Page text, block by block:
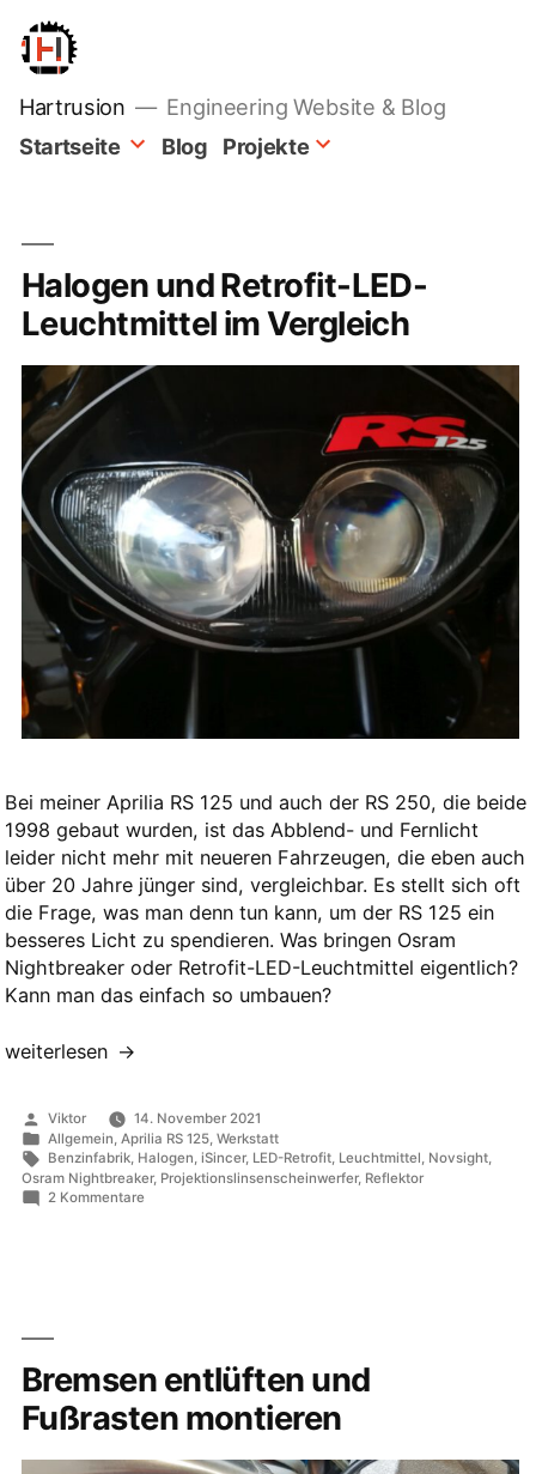
Inhalt
springen
Hartrusion
Engineering Website & Blog
Startseite
Blog Projekte
Halogen und Retrofit-LED-
Leuchtmittel im Vergleich
Bei meiner Aprilia RS 125 und auch der RS 250, die beide
1998 gebaut wurden, ist das Abblend- und Fernlicht
leider nicht mehr mit neueren Fahrzeugen, die eben auch
über 20 Jahre jünger sind, vergleichbar. Es stellt sich oft
die Frage, was man denn tun kann, um der RS 125 ein
besseres Licht zu spendieren. Was bringen Osram
Nightbreaker oder Retrofit-LED-Leuchtmittel eigentlich?
Kann man das einfach so umbauen?
„Halogen
LED-
Leuchtmittel
im
weiterlesen
Veröffentlicht
von
Viktor
14. November 2021
Veröffentlicht
in
Allgemein Aprilia RS 125, Werkstatt
Schlagwörter:
Benzinfabrik, Halogen, iSincer, LED-Retrofit, Leuchtmittel, Novsight,
Osram Nightbreaker, Projektionslinsenscheinwerfer, Reflektor
2 Kommentarezu
Bremsen entlüften und
Fußrasten montieren